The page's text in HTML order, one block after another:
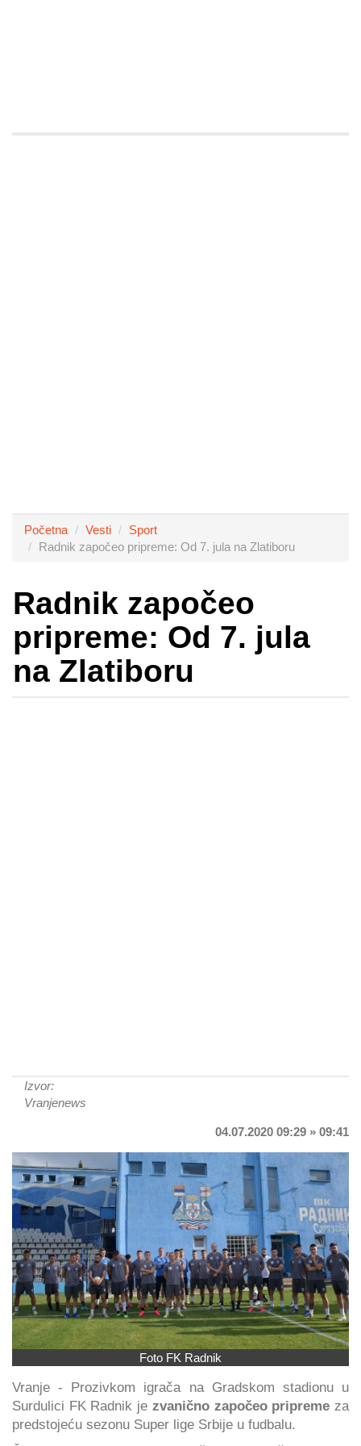
Početna Vesti
Sport
Radnik započeo pripreme: Od 7. jula na Zlatiboru
Radnik započeo
pripreme: Od 7. jula
na Zlatiboru
Izvor:
Vranjenews
04.07.2020 09:29 » 09:41
Foto FK Radnik
Vranje - Prozivkom igrača na Gradskom stadionu u
Surdulici FK Radnik je zvanično započeo pripreme za
predstojeću sezonu Super lige Srbije u fudbalu.